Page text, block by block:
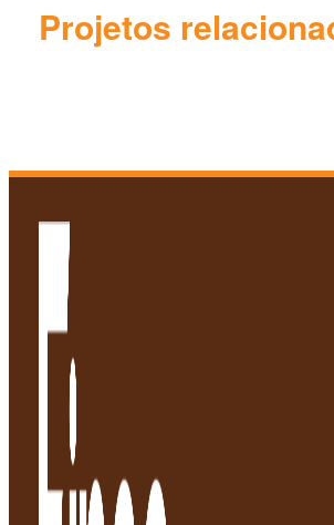
Projetos